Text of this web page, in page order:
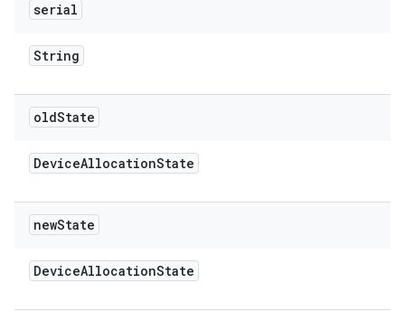
serial
String
oldState
DeviceAllocationState
newState
DeviceAllocationState